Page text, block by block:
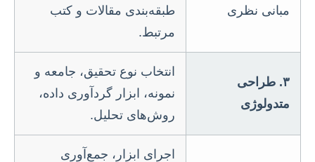
مبانی نظری
طبقه‌بندی مقالات و کتب
مرتبط.
۳. طراحی
متدولوژی
انتخاب نوع تحقیق، جامعه و
نمونه، ابزار گردآوری داده،
روش‌های تحلیل.
اجرای ابزار، جمع‌آوری